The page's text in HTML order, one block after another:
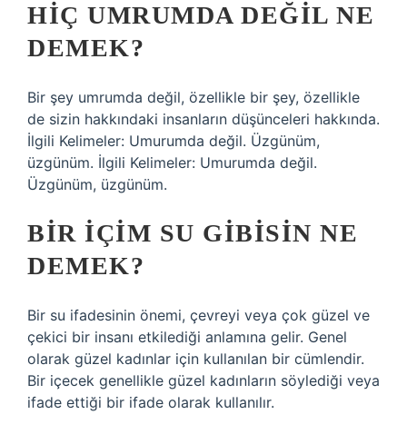
HIÇ UMRUMDA DEĞIL NE
DEMEK?
Bir şey umrumda değil, özellikle bir şey, özellikle
de sizin hakkındaki insanların düşünceleri hakkında.
İlgili Kelimeler: Umurumda değil. Üzgünüm,
üzgünüm. İlgili Kelimeler: Umurumda değil.
Üzgünüm, üzgünüm.
BIR IÇIM SU GIBISIN NE
DEMEK?
Bir su ifadesinin önemi, çevreyi veya çok güzel ve
çekici bir insanı etkilediği anlamına gelir. Genel
olarak güzel kadınlar için kullanılan bir cümlendir.
Bir içecek genellikle güzel kadınların söylediği veya
ifade ettiği bir ifade olarak kullanılır.